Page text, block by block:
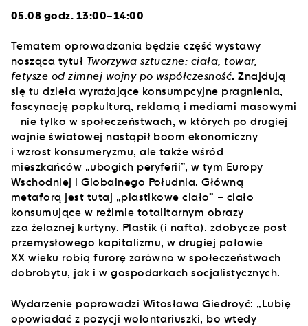
05.08 godz. 13:00–14:00
Tematem oprowadzania będzie część wystawy
nosząca tytuł Tworzywa sztuczne: ciała, towar,
fetysze od zimnej wojny po współczesność. Znajdują
się tu dzieła wyrażające konsumpcyjne pragnienia,
fascynację popkulturą, reklamą i mediami masowymi
– nie tylko w społeczeństwach, w których po drugiej
wojnie światowej nastąpił boom ekonomiczny
i wzrost konsumeryzmu, ale także wśród
mieszkańców „ubogich peryferii”, w tym Europy
Wschodniej i Globalnego Południa. Główną
metaforą jest tutaj „plastikowe ciało” – ciało
konsumujące w reżimie totalitarnym obrazy
zza żelaznej kurtyny. Plastik (i nafta), zdobycze post
przemysłowego kapitalizmu, w drugiej połowie
XX wieku robią furorę zarówno w społeczeństwach
dobrobytu, jak i w gospodarkach socjalistycznych.
Wydarzenie poprowadzi Witosława Giedroyć: „Lubię
opowiadać z pozycji wolontariuszki, bo wtedy